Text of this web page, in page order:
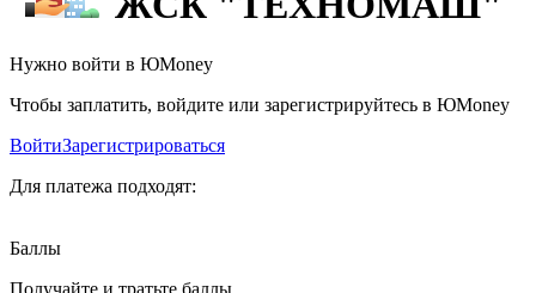
Нужно войти в ЮMoney
Чтобы заплатить, войдите или зарегистрируйтесь в ЮMoney
ВойтиЗарегистрироваться
Для платежа подходят:
Баллы
Получайте и тратьте баллы